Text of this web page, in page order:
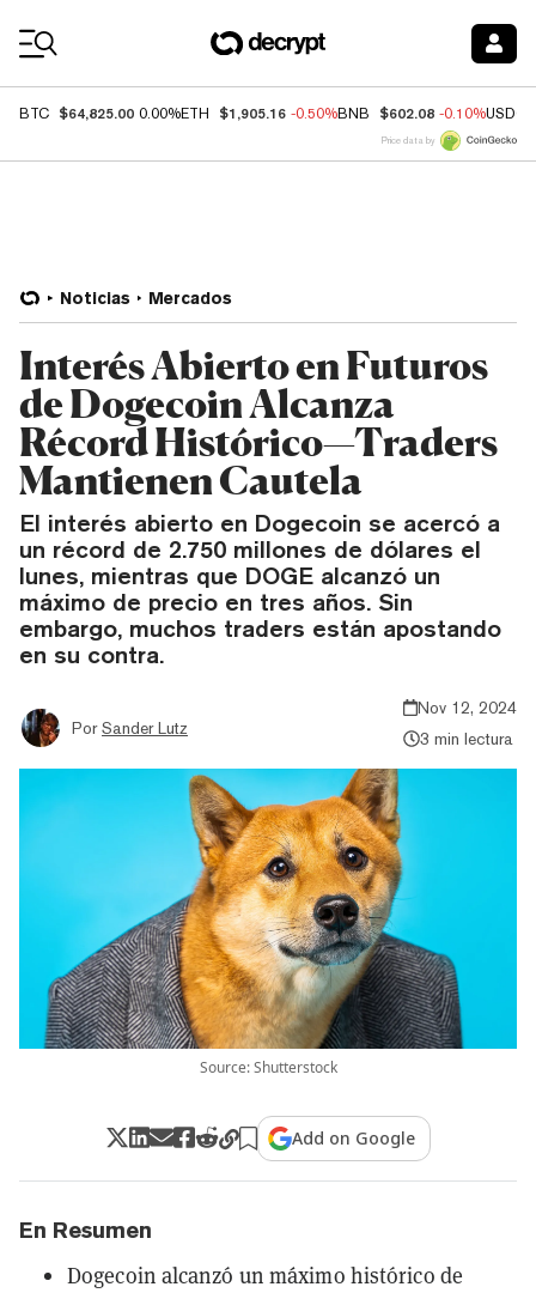
BTC $64,825.00 0.00%ETH $1,905.16 -0.50%BNB $602.08 -0.10%USDC
Price data by
Noticias Mercados
Interés Abierto en Futuros
de Dogecoin Alcanza
Récord Histórico—Traders
Mantienen Cautela
El interés abierto en Dogecoin se acercó a
un récord de 2.750 millones de dólares el
lunes, mientras que DOGE alcanzó un
máximo de precio en tres años. Sin
embargo, muchos traders están apostando
en su contra.
Por Sander Lutz
Nov 12, 2024
3 min lectura
Source: Shutterstock
Add on Google
En Resumen
Dogecoin alcanzó un máximo histórico de